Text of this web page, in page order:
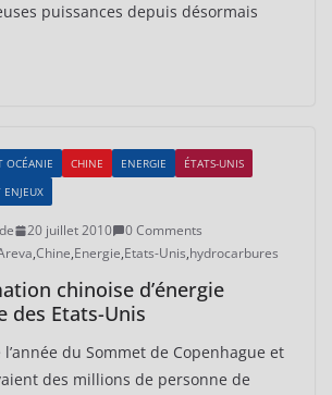
puissances depuis désormais
OCÉANIE CHINE ENERGIE
ÉTATS-UNIS
20 juillet 2010
0 Comments
,Chine,Energie,Etats-Unis,hydrocarbures
chinoise d’énergie
des Etats-Unis
du Sommet de Copenhague et
des millions de personne de